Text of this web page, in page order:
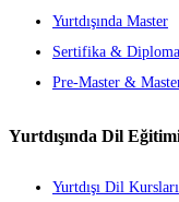
Yurtdışında Master
Sertifika & Diploma
Pre-Master &
Yurtdışında Dil
Yurtdışı Dil Kursları